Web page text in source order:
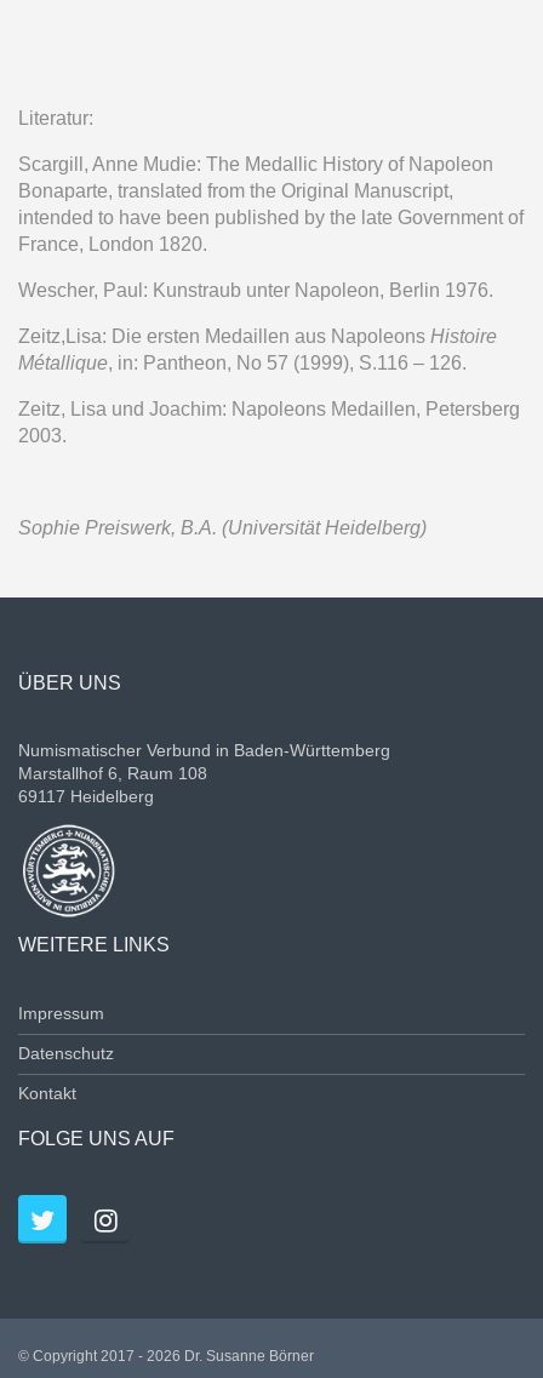
Literatur:
Scargill, Anne Mudie: The Medallic History of Napoleon
Bonaparte, translated from the Original Manuscript,
intended to have been published by the late Government of
France, London 1820.
Wescher, Paul: Kunstraub unter Napoleon, Berlin 1976.
Zeitz,Lisa: Die ersten Medaillen aus Napoleons Histoire
Métallique, in: Pantheon, No 57 (1999), S.116 – 126.
Zeitz, Lisa und Joachim: Napoleons Medaillen, Petersberg
2003.
Sophie Preiswerk, B.A. (Universität Heidelberg)
ÜBER UNS
Numismatischer Verbund in Baden-Württemberg
Marstallhof 6, Raum 108
69117 Heidelberg
WEITERE LINKS
Impressum
Datenschutz
Kontakt
FOLGE UNS AUF
© Copyright 2017 - 2026 Dr. Susanne Börner